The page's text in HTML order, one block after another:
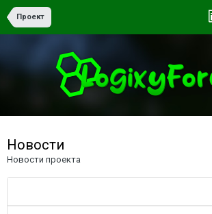
Проект
Новости
Новости проекта